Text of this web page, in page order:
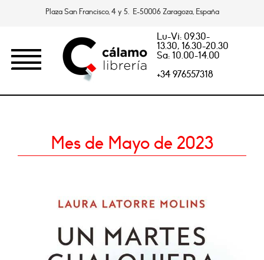
Plaza San Francisco, 4 y 5. E-50006 Zaragoza, España
Lu-Vi: 09.30-
13.30, 16.30-20.30
Sa: 10.00-14.00
+34 976557318
Mes de Mayo de 2023